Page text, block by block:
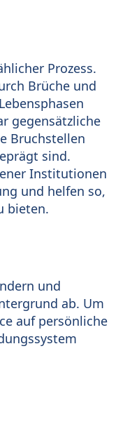
Prozess.
Brüche und
gegensätzliche
Bruchstellen
sind.
Institutionen
und helfen so,
bieten.
und
ab. Um
auf persönliche